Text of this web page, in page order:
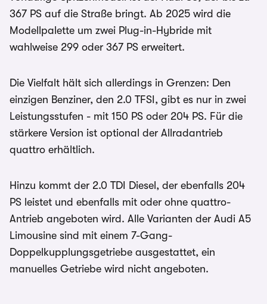
367 PS auf die Straße bringt. Ab 2025 wird die
Modellpalette um zwei Plug-in-Hybride mit
wahlweise 299 oder 367 PS erweitert.
Die Vielfalt hält sich allerdings in Grenzen: Den
einzigen Benziner, den 2.0 TFSI, gibt es nur in zwei
Leistungsstufen - mit 150 PS oder 204 PS. Für die
stärkere Version ist optional der Allradantrieb
quattro erhältlich.
Hinzu kommt der 2.0 TDI Diesel, der ebenfalls 204
PS leistet und ebenfalls mit oder ohne quattro-
Antrieb angeboten wird. Alle Varianten der Audi A5
Limousine sind mit einem 7-Gang-
Doppelkupplungsgetriebe ausgestattet, ein
manuelles Getriebe wird nicht angeboten.